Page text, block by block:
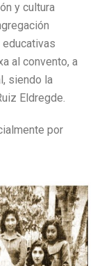
y cultura
al convento, a
siendo la
Eldregde.
por